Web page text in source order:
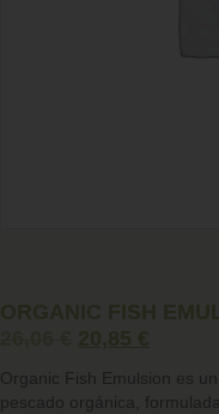
ORGANIC FISH
20,85 €
Organic Fish Emulsion
es
pescado orgánica,